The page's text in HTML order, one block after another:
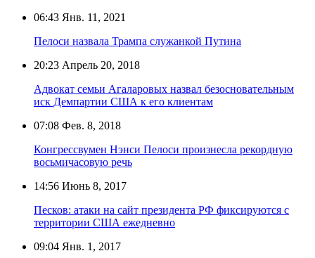
06:43 Янв. 11, 2021
Пелоси назвала Трампа служанкой Путина
20:23 Апрель 20, 2018
Адвокат семьи Агаларовых назвал безосновательным
иск Демпартии США к его клиентам
07:08 Фев. 8, 2018
Конгрессвумен Нэнси Пелоси произнесла рекордную
восьмичасовую речь
14:56 Июнь 8, 2017
Песков: атаки на сайт президента РФ фиксируются с
территории США ежедневно
09:04 Янв. 1, 2017